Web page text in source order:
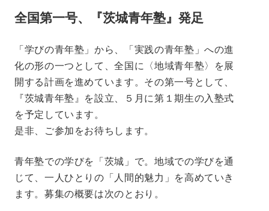
全国第一号、『茨城青年塾』発足
「学びの青年塾」から、「実践の青年塾」への進
化の形の一つとして、全国に〈地域青年塾〉を展
開する計画を進めています。その第一号として、
『茨城青年塾』を設立、５月に第１期生の入塾式
を予定しています。
是非、ご参加をお待ちします。
青年塾での学びを「茨城」で。地域での学びを通
じて、一人ひとりの「人間的魅力」を高めていき
ます。募集の概要は次のとおり。